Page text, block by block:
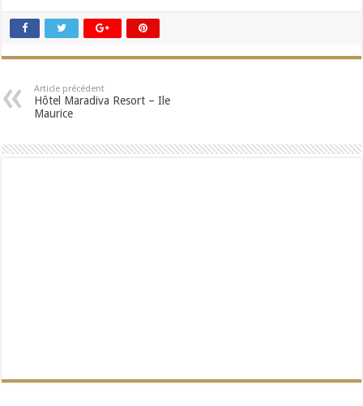
Article précédent
Hôtel Maradiva Resort – Ile
Maurice